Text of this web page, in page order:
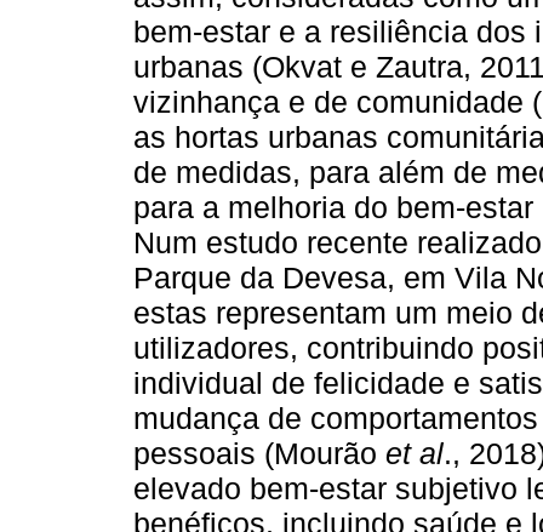
bem-estar e a resiliência
urbanas (Okvat e Zautra,
vizinhança e de comunidade
as hortas urbanas
de medidas, para além de
para a melhoria do bem-
Num estudo recente
Parque da Devesa, em Vila
estas representam um meio
utilizadores, contribuindo
individual de felicidade e
mudança de
pessoais (Mourão et al.,
elevado bem-estar subjetivo
benéficos, incluindo saúde e